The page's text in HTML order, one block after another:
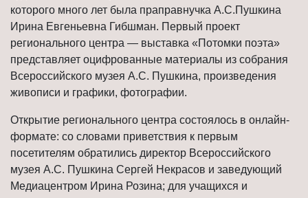
которого много лет была праправнучка А.С.Пушкина
Ирина Евгеньевна Гибшман. Первый проект
регионального центра — выставка «Потомки поэта»
представляет оцифрованные материалы из собрания
Всероссийского музея А.С. Пушкина, произведения
живописи и графики, фотографии.
Открытие регионального центра состоялось в онлайн-
формате: со словами приветствия к первым
посетителям обратились директор Всероссийского
музея А.С. Пушкина Сергей Некрасов и заведующий
Медиацентром Ирина Розина; для учащихся и